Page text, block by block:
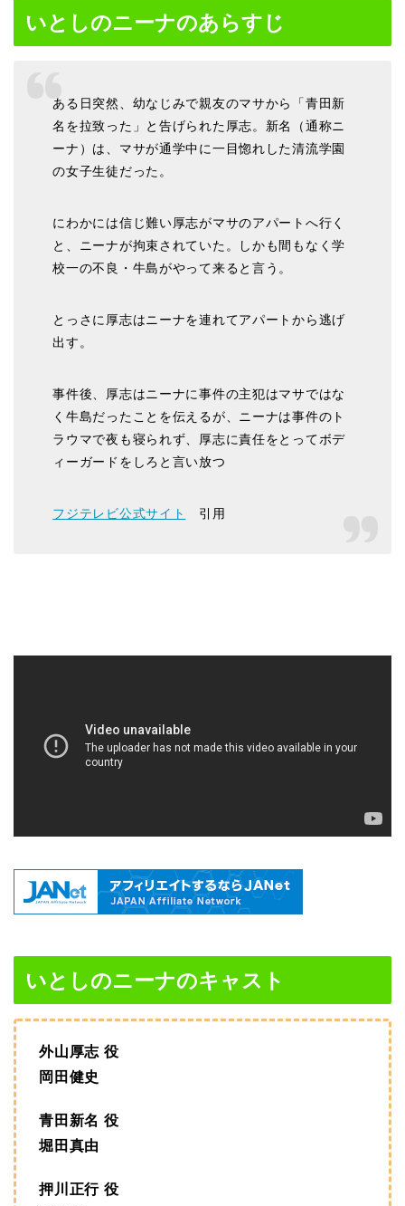
いとしのニーナのあらすじ
ある日突然、幼なじみで親友のマサから「青田新
名を拉致った」と告げられた厚志。新名（通称ニ
ーナ）は、マサが通学中に一目惚れした清流学園
の女子生徒だった。
にわかには信じ難い厚志がマサのアパートへ行く
と、ニーナが拘束されていた。しかも間もなく学
校一の不良・牛島がやって来ると言う。
とっさに厚志はニーナを連れてアパートから逃げ
出す。
事件後、厚志はニーナに事件の主犯はマサではな
く牛島だったことを伝えるが、ニーナは事件のト
ラウマで夜も寝られず、厚志に責任をとってボデ
ィーガードをしろと言い放つ
フジテレビ公式サイト 引用
いとしのニーナのキャスト
外山厚志 役
岡田健史
青田新名 役
堀田真由
押川正行 役